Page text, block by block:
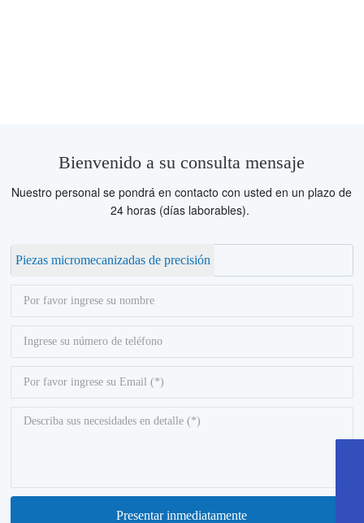
Bienvenido a su consulta mensaje
Nuestro personal se pondrá en contacto con usted en un plazo de
24 horas (días laborables).
Piezas micromecanizadas de precisión
Presentar inmediatamente
Ivy_Li @weweitech.com
Ivy_Li @weweitech.com
Ivy_Li @weweitech.com
Ivy_Li @weweitech.com